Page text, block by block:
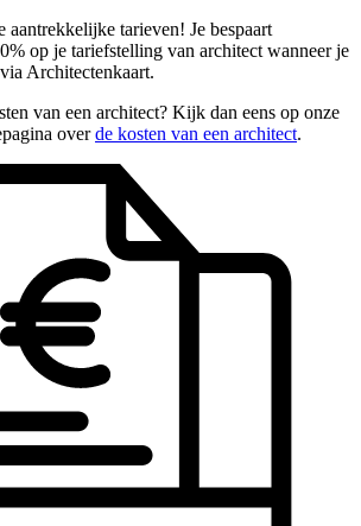
aantrekkelijke tarieven! Je bespaart
op je tariefstelling van architect wanneer je
Architectenkaart.
van een architect? Kijk dan eens op onze
overde kosten van een architect.